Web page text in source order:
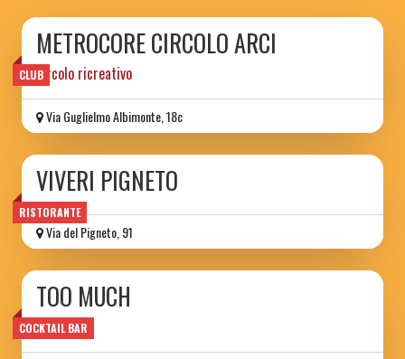
CLUB
METROCORE CIRCOLO ARCI
circolo ricreativo
Via Guglielmo Albimonte, 18c
RISTORANTE
VIVERI PIGNETO
Via del Pigneto, 91
COCKTAIL BAR
TOO MUCH
wine bar